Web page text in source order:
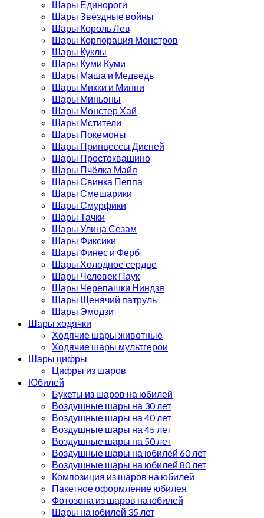
Шары Единороги
Шары Звёздные войны
Шары Король Лев
Шары Корпорация Монстров
Шары Куклы
Шары Куми Куми
Шары Маша и Медведь
Шары Микки и Минни
Шары Миньоны
Шары Монстер Хай
Шары Мстители
Шары Покемоны
Шары Принцессы Дисней
Шары Простоквашино
Шары Пчёлка Майя
Шары Свинка Пеппа
Шары Смешарики
Шары Смурфики
Шары Тачки
Шары Улица Сезам
Шары Фиксики
Шары Финес и Ферб
Шары Холодное сердце
Шары Человек Паук
Шары Черепашки Ниндзя
Шары Щенячий патруль
Шары Эмодзи
Шары ходячки
Ходячие шары животные
Ходячие шары мультгерои
Шары цифры
Цифры из шаров
Юбилей
Букеты из шаров на юбилей
Воздушные шары на 30 лет
Воздушные шары на 40 лет
Воздушные шары на 45 лет
Воздушные шары на 50 лет
Воздушные шары на юбилей 60 лет
Воздушные шары на юбилей 80 лет
Композиция из шаров на юбилей
Пакетное оформление юбилея
Фотозона из шаров на юбилей
Шары на юбилей 35 лет